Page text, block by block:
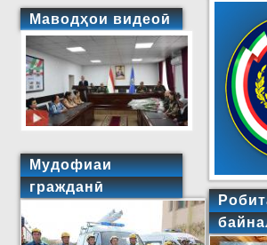
Маводҳои видеоӣ
Мудофиаи
гражданӣ